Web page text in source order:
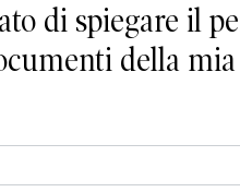
di spiegare il
della